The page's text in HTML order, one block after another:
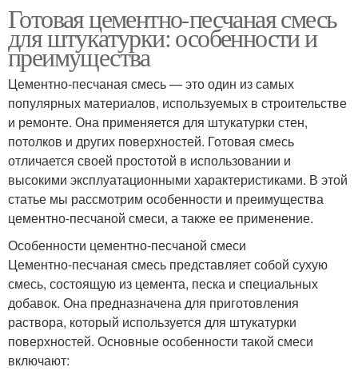
Готовая цементно-песчаная смесь
для штукатурки: особенности и
преимущества
Цементно-песчаная смесь — это один из самых
популярных материалов, используемых в строительстве
и ремонте. Она применяется для штукатурки стен,
потолков и других поверхностей. Готовая смесь
отличается своей простотой в использовании и
высокими эксплуатационными характеристиками. В этой
статье мы рассмотрим особенности и преимущества
цементно-песчаной смеси, а также ее применение.
Особенности цементно-песчаной смеси
Цементно-песчаная смесь представляет собой сухую
смесь, состоящую из цемента, песка и специальных
добавок. Она предназначена для приготовления
раствора, который используется для штукатурки
поверхностей. Основные особенности такой смеси
включают: